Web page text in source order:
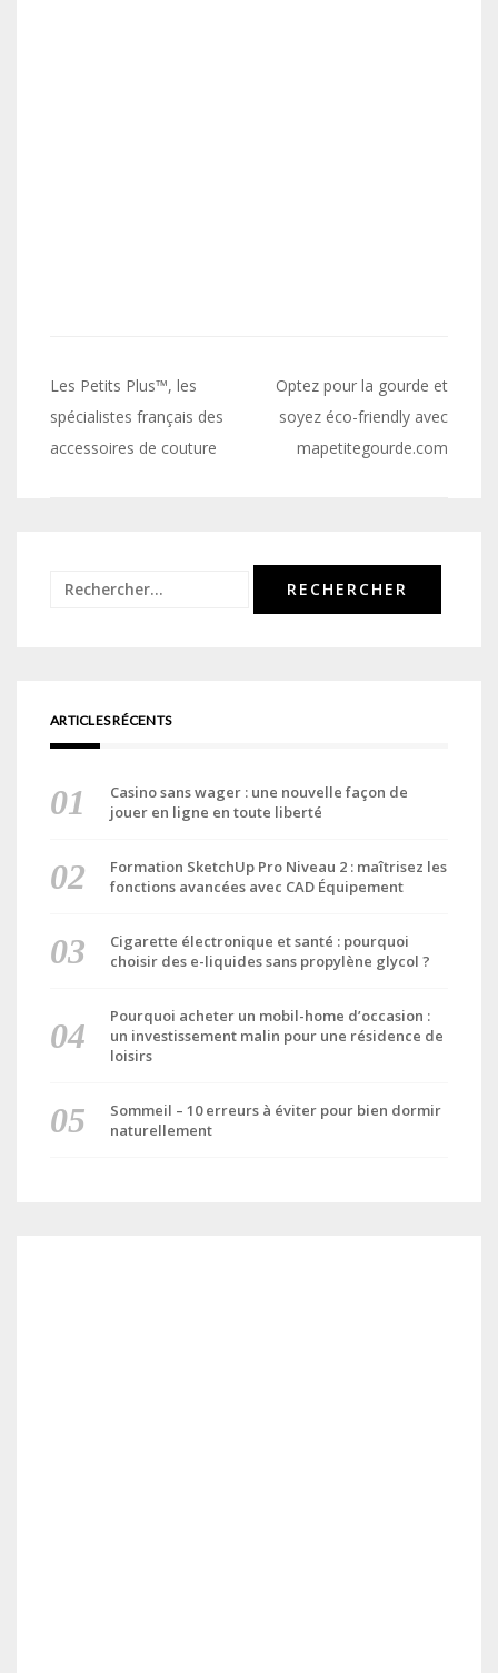
Navigation
de
l’article
Les Petits Plus™, les
spécialistes français des
accessoires de couture
Optez pour la gourde et
soyez éco-friendly avec
mapetitegourde.com
Rechercher :
ARTICLES RÉCENTS
Casino sans wager : une nouvelle façon de
jouer en ligne en toute liberté
Formation SketchUp Pro Niveau 2 : maîtrisez les
fonctions avancées avec CAD Équipement
Cigarette électronique et santé : pourquoi
choisir des e-liquides sans propylène glycol ?
Pourquoi acheter un mobil-home d’occasion :
un investissement malin pour une résidence de
loisirs
Sommeil – 10 erreurs à éviter pour bien dormir
naturellement